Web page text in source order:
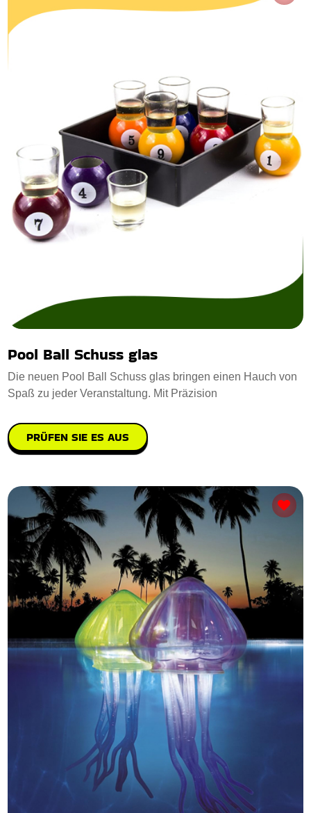
Pool Ball Schuss glas
Die neuen Pool Ball Schuss glas bringen einen Hauch von
Spaß zu jeder Veranstaltung. Mit Präzision
PRÜFEN SIE ES AUS